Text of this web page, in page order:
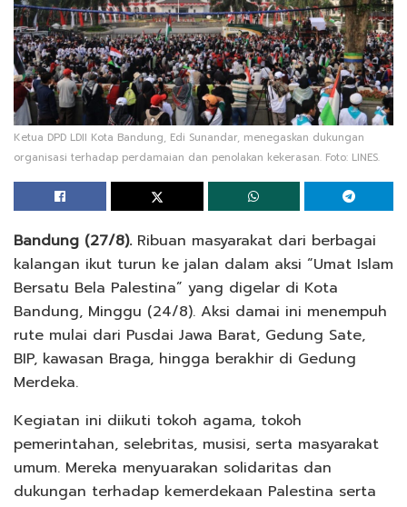
Ketua DPD LDII Kota Bandung, Edi Sunandar, menegaskan dukungan
organisasi terhadap perdamaian dan penolakan kekerasan. Foto: LINES.
Bandung (27/8).Ribuan masyarakat dari berbagai
kalangan ikut turun ke jalan dalam aksi “Umat Islam
Bersatu Bela Palestina” yang digelar di Kota
Bandung, Minggu (24/8). Aksi damai ini menempuh
rute mulai dari Pusdai Jawa Barat, Gedung Sate,
BIP, kawasan Braga, hingga berakhir di Gedung
Merdeka.
Kegiatan ini diikuti tokoh agama, tokoh
pemerintahan, selebritas, musisi, serta masyarakat
umum. Mereka menyuarakan solidaritas dan
dukungan terhadap kemerdekaan Palestina serta